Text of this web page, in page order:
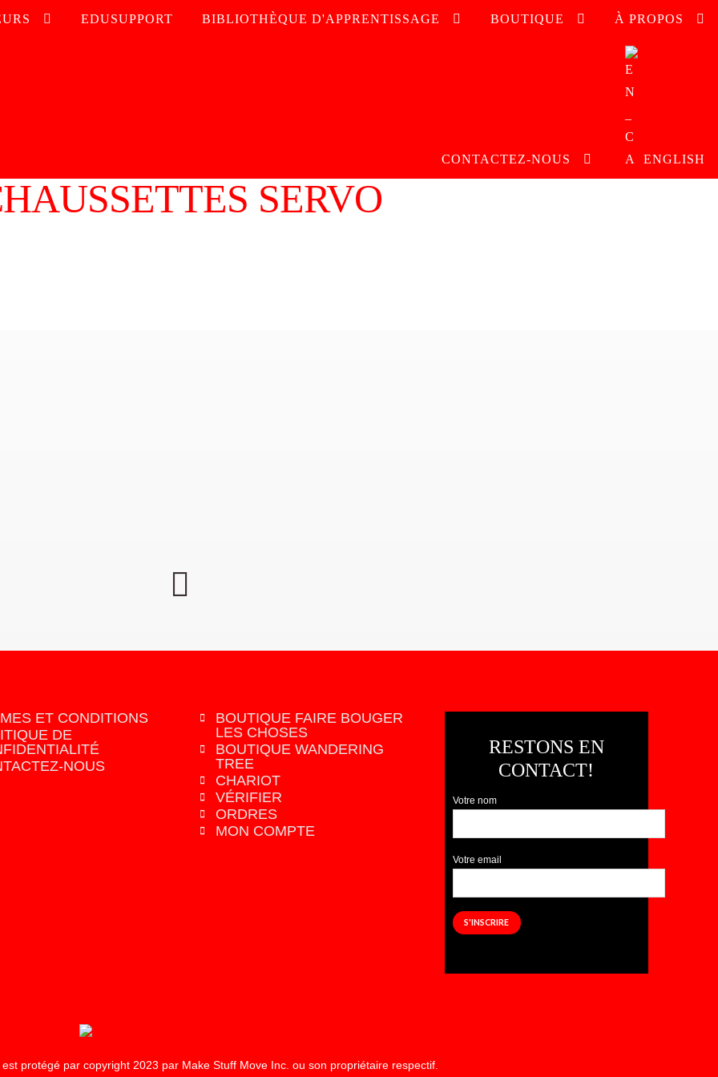
EDUSUPPORT BIBLIOTHÈQUE D'APPRENTISSAGE BOUTIQUE À PROPOS
CONTACTEZ-NOUS ENGLISH
SERVO
ET CONDITIONS
DE
NOUS
BOUTIQUE FAIRE BOUGER
LES CHOSES
BOUTIQUE WANDERING
TREE
CHARIOT
VÉRIFIER
ORDRES
MON COMPTE
RESTONS EN
CONTACT!
Votre nom
Votre email
protégé par copyright 2023 par Make Stuff Move Inc. ou son propriétaire respectif.